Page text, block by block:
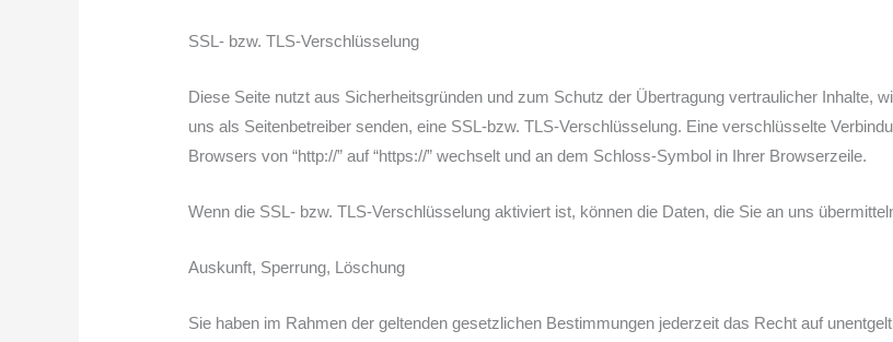
SSL- bzw. TLS-Verschlüsselung
Diese Seite nutzt aus Sicherheitsgründen und zum Schutz der Übertragung vertraulicher Inhalte,
uns als Seitenbetreiber senden, eine SSL-bzw. TLS-Verschlüsselung. Eine verschlüsselte
Browsers von “http://” auf “https://” wechselt und an dem Schloss-Symbol in Ihrer Browserzeile.
Wenn die SSL- bzw. TLS-Verschlüsselung aktiviert ist, können die Daten, die Sie an uns
Auskunft, Sperrung, Löschung
Sie haben im Rahmen der geltenden gesetzlichen Bestimmungen jederzeit das Recht auf